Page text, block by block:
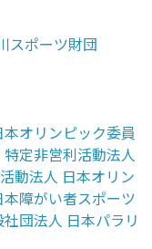
スポーツ財団
オリンピック委員
特定非営利活動法人
動法人 日本オリン
障がい者スポーツ
社団法人 日本パラリ